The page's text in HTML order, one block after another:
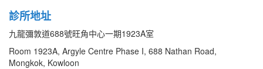
診所地址
九龍彌敦道688號旺角中心一期1923A室
Room 1923A, Argyle Centre Phase I, 688 Nathan Road,
Mongkok, Kowloon